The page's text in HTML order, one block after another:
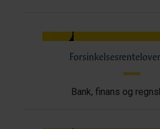
Bank, finans og